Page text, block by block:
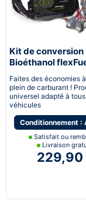
Kit de conversion
Bioéthanol
converter
Faites des économies
plein de carburant !
universel adapté à
véhicules
Conditionnement :
Satisfait ou
Livraison
229,90